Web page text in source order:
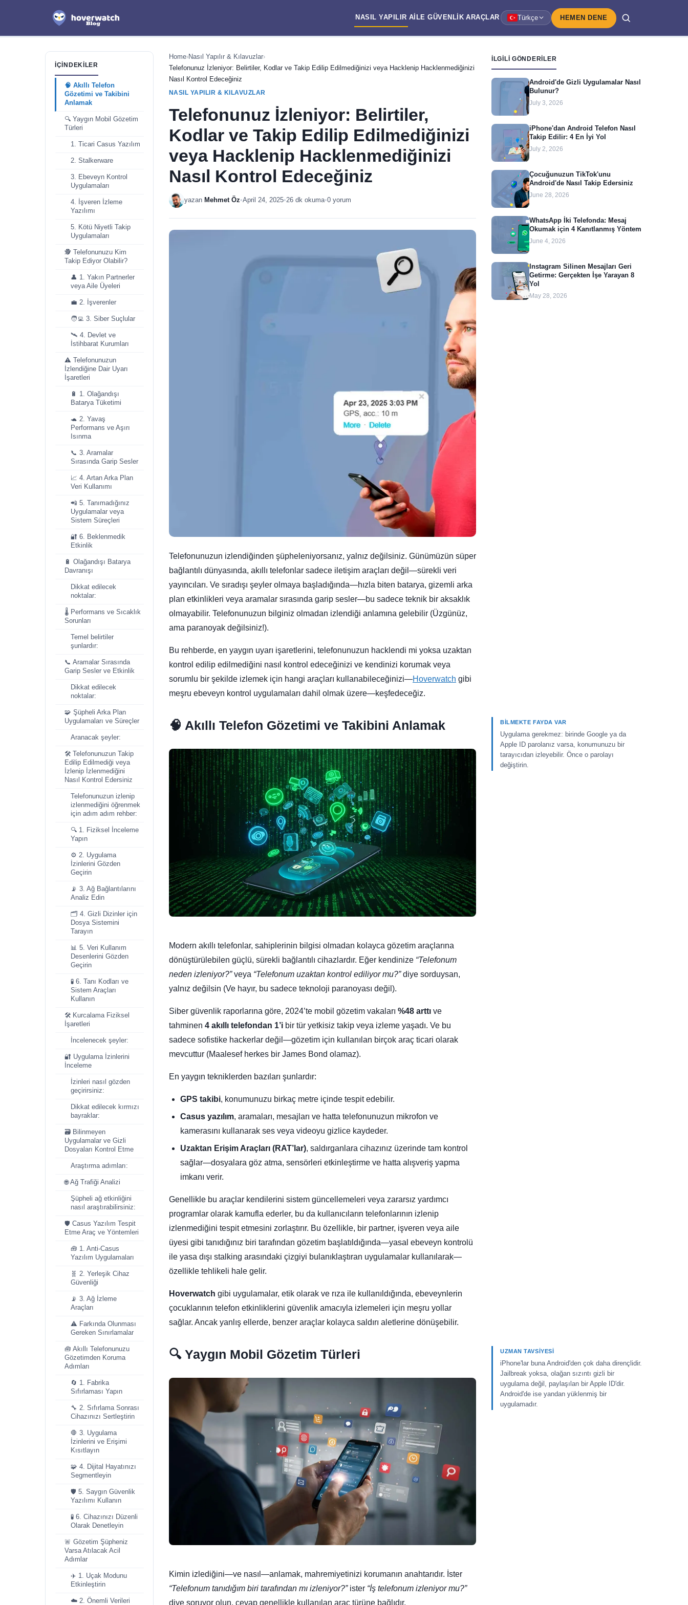
NASIL YAPILIR AILE GÜVENLIK ARAÇLAR Türkçe HEMEN DENE
İÇINDEKILER
🧠 Akıllı Telefon
Gözetimi ve Takibini
Anlamak
🔍 Yaygın Mobil Gözetim
Türleri
1. Ticari Casus Yazılım
2. Stalkerware
3. Ebeveyn Kontrol
Uygulamaları
4. İşveren İzleme
Yazılımı
5. Kötü Niyetli Takip
Uygulamaları
🕵️ Telefonunuzu Kim
Takip Ediyor Olabilir?
👤 1. Yakın Partnerler
veya Aile Üyeleri
💼 2. İşverenler
🧑‍💻 3. Siber Suçlular
🛰️ 4. Devlet ve
İstihbarat Kurumları
⚠️ Telefonunuzun
İzlendiğine Dair Uyarı
İşaretleri
🔋 1. Olağandışı
Batarya Tüketimi
🐢 2. Yavaş
Performans ve Aşırı
Isınma
📞 3. Aramalar
Sırasında Garip Sesler
📈 4. Artan Arka Plan
Veri Kullanımı
📲 5. Tanımadığınız
Uygulamalar veya
Sistem Süreçleri
🔐 6. Beklenmedik
Etkinlik
🔋 Olağandışı Batarya
Davranışı
Dikkat edilecek
noktalar:
🌡️ Performans ve Sıcaklık
Sorunları
Temel belirtiler
şunlardır:
📞 Aramalar Sırasında
Garip Sesler ve Etkinlik
Dikkat edilecek
noktalar:
🧩 Şüpheli Arka Plan
Uygulamaları ve Süreçler
Aranacak şeyler:
🛠️ Telefonunuzun Takip
Edilip Edilmediği veya
İzlenip İzlenmediğini
Nasıl Kontrol Edersiniz
Telefonunuzun izlenip
izlenmediğini öğrenmek
için adım adım rehber:
🔍 1. Fiziksel İnceleme
Yapın
⚙️ 2. Uygulama
İzinlerini Gözden
Geçirin
📡 3. Ağ Bağlantılarını
Analiz Edin
🗂️ 4. Gizli Dizinler için
Dosya Sistemini
Tarayın
📊 5. Veri Kullanım
Desenlerini Gözden
Geçirin
🧪 6. Tanı Kodları ve
Sistem Araçları
Kullanın
🛠️ Kurcalama Fiziksel
İşaretleri
İncelenecek şeyler:
🔐 Uygulama İzinlerini
İnceleme
İzinleri nasıl gözden
geçirirsiniz:
Dikkat edilecek kırmızı
bayraklar:
🗃️ Bilinmeyen
Uygulamalar ve Gizli
Dosyaları Kontrol Etme
Araştırma adımları:
🌐 Ağ Trafiği Analizi
Şüpheli ağ etkinliğini
nasıl araştırabilirsiniz:
🛡️ Casus Yazılım Tespit
Etme Araç ve Yöntemleri
🧰 1. Anti-Casus
Yazılım Uygulamaları
🧬 2. Yerleşik Cihaz
Güvenliği
📡 3. Ağ İzleme
Araçları
⚠️ Farkında Olunması
Gereken Sınırlamalar
🧰 Akıllı Telefonunuzu
Gözetimden Koruma
Adımları
🔄 1. Fabrika
Sıfırlaması Yapın
🔧 2. Sıfırlama Sonrası
Cihazınızı Sertleştirin
🛑 3. Uygulama
İzinlerini ve Erişimi
Kısıtlayın
🧩 4. Dijital Hayatınızı
Segmentleyin
🛡️ 5. Saygın Güvenlik
Yazılımı Kullanın
🧪 6. Cihazınızı Düzenli
Olarak Denetleyin
🚨 Gözetim Şüpheniz
Varsa Atılacak Acil
Adımlar
✈️ 1. Uçak Modunu
Etkinleştirin
☁️ 2. Önemli Verileri
Home›Nasıl Yapılır & Kılavuzlar›
Telefonunuz İzleniyor: Belirtiler, Kodlar ve Takip Edilip Edilmediğinizi veya Hacklenip Hacklenmediğinizi
Nasıl Kontrol Edeceğiniz
NASIL YAPILIR & KILAVUZLAR
Telefonunuz İzleniyor: Belirtiler,
Kodlar ve Takip Edilip Edilmediğinizi
veya Hacklenip Hacklenmediğinizi
Nasıl Kontrol Edeceğiniz
yazan Mehmet Öz•April 24, 2025•26 dk okuma•0 yorum
Telefonunuzun izlendiğinden şüpheleniyorsanız, yalnız değilsiniz. Günümüzün süper
bağlantılı dünyasında, akıllı telefonlar sadece iletişim araçları değil—sürekli veri
yayıncıları. Ve sıradışı şeyler olmaya başladığında—hızla biten batarya, gizemli arka
plan etkinlikleri veya aramalar sırasında garip sesler—bu sadece teknik bir aksaklık
olmayabilir. Telefonunuzun bilginiz olmadan izlendiği anlamına gelebilir (Üzgünüz,
ama paranoyak değilsiniz!).
Bu rehberde, en yaygın uyarı işaretlerini, telefonunuzun hacklendi mi yoksa uzaktan
kontrol edilip edilmediğini nasıl kontrol edeceğinizi ve kendinizi korumak veya
sorumlu bir şekilde izlemek için hangi araçları kullanabileceğinizi—Hoverwatch gibi
meşru ebeveyn kontrol uygulamaları dahil olmak üzere—keşfedeceğiz.
🧠 Akıllı Telefon Gözetimi ve Takibini Anlamak
Modern akıllı telefonlar, sahiplerinin bilgisi olmadan kolayca gözetim araçlarına
dönüştürülebilen güçlü, sürekli bağlantılı cihazlardır. Eğer kendinize “Telefonum
neden izleniyor?”veya “Telefonum uzaktan kontrol ediliyor mu?”diye sorduysan,
yalnız değilsin (Ve hayır, bu sadece teknoloji paranoyası değil).
Siber güvenlik raporlarına göre, 2024’te mobil gözetim vakaları %48 arttı ve
tahminen 4 akıllı telefondan 1’i bir tür yetkisiz takip veya izleme yaşadı. Ve bu
sadece sofistike hackerlar değil—gözetim için kullanılan birçok araç ticari olarak
mevcuttur (Maalesef herkes bir James Bond olamaz).
En yaygın tekniklerden bazıları şunlardır:
GPS takibi, konumunuzu birkaç metre içinde tespit edebilir.
Casus yazılım, aramaları, mesajları ve hatta telefonunuzun mikrofon ve
kamerasını kullanarak ses veya videoyu gizlice kaydeder.
Uzaktan Erişim Araçları (RAT’lar), saldırganlara cihazınız üzerinde tam kontrol
sağlar—dosyalara göz atma, sensörleri etkinleştirme ve hatta alışveriş yapma
imkanı verir.
Genellikle bu araçlar kendilerini sistem güncellemeleri veya zararsız yardımcı
programlar olarak kamufla ederler, bu da kullanıcıların telefonlarının izlenip
izlenmediğini tespit etmesini zorlaştırır. Bu özellikle, bir partner, işveren veya aile
üyesi gibi tanıdığınız biri tarafından gözetim başlatıldığında—yasal ebeveyn kontrolü
ile yasa dışı stalking arasındaki çizgiyi bulanıklaştıran uygulamalar kullanılarak—
özellikle tehlikeli hale gelir.
Hoverwatch gibi uygulamalar, etik olarak ve rıza ile kullanıldığında, ebeveynlerin
çocuklarının telefon etkinliklerini güvenlik amacıyla izlemeleri için meşru yollar
sağlar. Ancak yanlış ellerde, benzer araçlar kolayca saldırı aletlerine dönüşebilir.
🔍 Yaygın Mobil Gözetim Türleri
Kimin izlediğini—ve nasıl—anlamak, mahremiyetinizi korumanın anahtarıdır. İster
“Telefonum tanıdığım biri tarafından mı izleniyor?”ister “İş telefonum izleniyor mu?”
diye soruyor olun, cevap genellikle kullanılan araç türüne bağlıdır.
İLGILI GÖNDERILER
Android'de Gizli Uygulamalar Nasıl
Bulunur?
July 3, 2026
iPhone'dan Android Telefon Nasıl
Takip Edilir: 4 En İyi Yol
July 2, 2026
Çocuğunuzun TikTok'unu
Android'de Nasıl Takip Edersiniz
June 28, 2026
WhatsApp İki Telefonda: Mesaj
Okumak için 4 Kanıtlanmış Yöntem
June 4, 2026
Instagram Silinen Mesajları Geri
Getirme: Gerçekten İşe Yarayan 8
Yol
May 28, 2026
BILMEKTE FAYDA VAR
Uygulama gerekmez: birinde Google ya da
Apple ID parolanız varsa, konumunuzu bir
tarayıcıdan izleyebilir. Önce o parolayı
değiştirin.
UZMAN TAVSIYESI
iPhone'lar buna Android'den çok daha dirençlidir.
Jailbreak yoksa, olağan sızıntı gizli bir
uygulama değil, paylaşılan bir Apple ID'dir.
Android'de ise yandan yüklenmiş bir
uygulamadır.